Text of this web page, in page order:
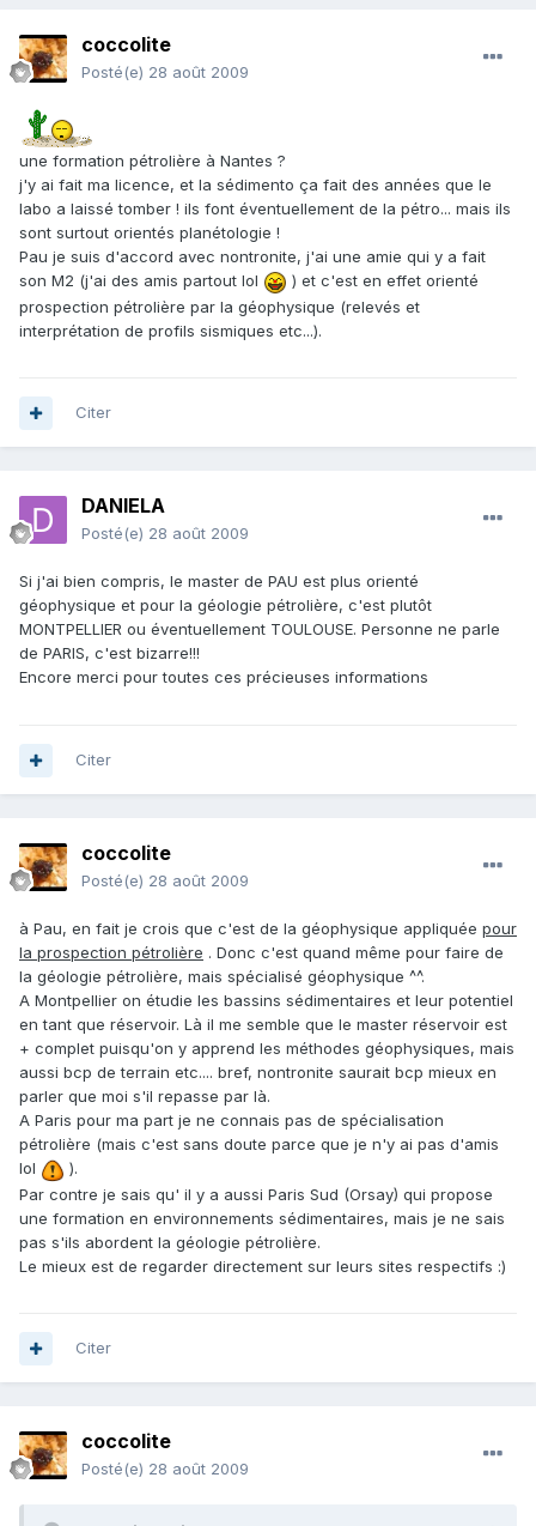
coccolite
Posté(e) 28 août 2009
une formation pétrolière à Nantes ?
j'y ai fait ma licence, et la sédimento ça fait des années que le
labo a laissé tomber ! ils font éventuellement de la pétro... mais ils
sont surtout orientés planétologie !
Pau je suis d'accord avec nontronite, j'ai une amie qui y a fait
son M2 (j'ai des amis partout lol
) et c'est en effet orienté
prospection pétrolière par la géophysique (relevés et
interprétation de profils sismiques etc...).
Citer
DANIELA
Posté(e) 28 août 2009
Si j'ai bien compris, le master de PAU est plus orienté
géophysique et pour la géologie pétrolière, c'est plutôt
MONTPELLIER ou éventuellement TOULOUSE. Personne ne parle
de PARIS, c'est bizarre!!!
Encore merci pour toutes ces précieuses informations
Citer
coccolite
Posté(e) 28 août 2009
à Pau, en fait je crois que c'est de la géophysique appliquée pour
la prospection pétrolière . Donc c'est quand même pour faire de
la géologie pétrolière, mais spécialisé géophysique ^^.
A Montpellier on étudie les bassins sédimentaires et leur potentiel
en tant que réservoir. Là il me semble que le master réservoir est
+ complet puisqu'on y apprend les méthodes géophysiques, mais
aussi bcp de terrain etc.... bref, nontronite saurait bcp mieux en
parler que moi s'il repasse par là.
A Paris pour ma part je ne connais pas de spécialisation
pétrolière (mais c'est sans doute parce que je n'y ai pas d'amis
lol
).
Par contre je sais qu' il y a aussi Paris Sud (Orsay) qui propose
une formation en environnements sédimentaires, mais je ne sais
pas s'ils abordent la géologie pétrolière.
Le mieux est de regarder directement sur leurs sites respectifs :)
Citer
coccolite
Posté(e) 28 août 2009